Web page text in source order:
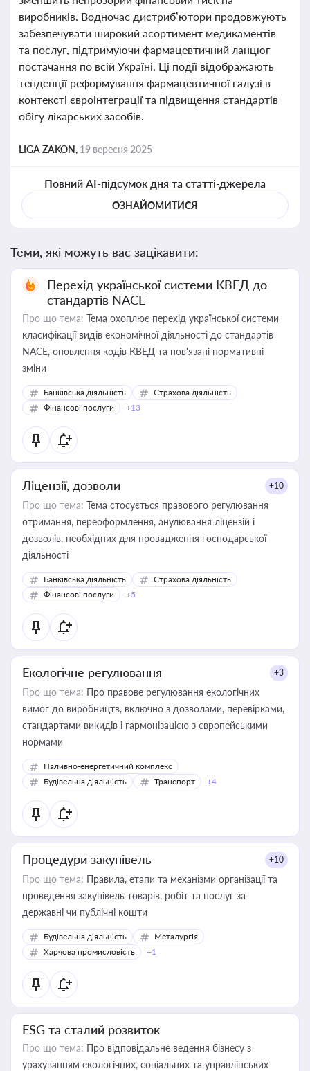
виробників. Водночас дистриб’ютори продовжують
забезпечувати широкий асортимент медикаментів
та послуг, підтримуючи фармацевтичний ланцюг
постачання по всій Україні. Ці події відображають
тенденції реформування фармацевтичної галузі в
контексті євроінтеграції та підвищення стандартів
обігу лікарських засобів.
LIGA ZAKON, 19 вересня 2025
Повний AI-підсумок дня та статті-джерела
ОЗНАЙОМИТИСЯ
Теми, які можуть вас зацікавити:
Перехід української системи КВЕД до
стандартів NACE
Про що тема: Тема охоплює перехід української системи
класифікації видів економічної діяльності до стандартів
NACE, оновлення кодів КВЕД та пов'язані нормативні
зміни
Банківська діяльність
Страхова діяльність
Фінансові послуги
+13
Ліцензії, дозволи +10
Про що тема: Тема стосується правового регулювання
отримання, переоформлення, анулювання ліцензій і
дозволів, необхідних для провадження господарської
діяльності
Банківська діяльність
Страхова діяльність
Фінансові послуги
+5
Екологічне регулювання +3
Про що тема: Про правове регулювання екологічних
вимог до виробництв, включно з дозволами, перевірками,
стандартами викидів і гармонізацією з європейськими
нормами
Паливно-енергетичний комплекс
Будівельна діяльність
Транспорт +4
Процедури закупівель +10
Про що тема: Правила, етапи та механізми організації та
проведення закупівель товарів, робіт та послуг за
державні чи публічні кошти
Будівельна діяльність
Металургія
Харчова промисловість
+1
ESG та сталий розвиток
Про що тема: Про відповідальне ведення бізнесу з
урахуванням екологічних, соціальних та управлінських